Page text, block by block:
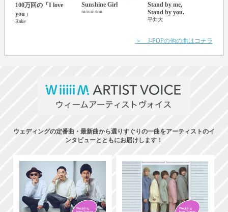
100万回の「I love
you」
Rake
Sunshine Girl
moumoon
Stand by me,
Stand by you.
平井大
＞ J-POPの他の曲はコチラ
ウェディングの定番曲・最新曲から選りすぐりの一曲をアーティストのイ
ンタビューとともにお届けします！